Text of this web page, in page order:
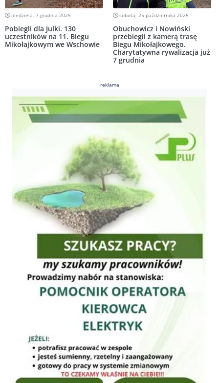
niedziela, 7 grudnia 2025
Pobiegli dla Julki. 130
uczestników na 11. Biegu
Mikołajkowym we Wschowie
sobota, 25 października 2025
Obuchowicz i Nowiński
przebiegli z kamerą trasę
Biegu Mikołajkowego.
Charytatywna rywalizacja już
7 grudnia
reklama